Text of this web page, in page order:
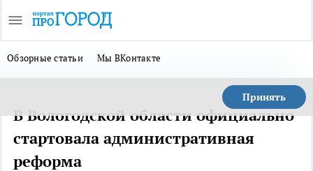
Обзорные статьи Мы ВКонтакте
Принять
В Вологодской области официально
стартовала административная
реформа